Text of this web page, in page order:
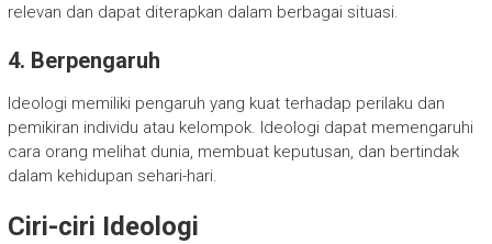
relevan dan dapat diterapkan dalam berbagai situasi.
4. Berpengaruh
Ideologi memiliki pengaruh yang kuat terhadap perilaku dan
pemikiran individu atau kelompok. Ideologi dapat memengaruhi
cara orang melihat dunia, membuat keputusan, dan bertindak
dalam kehidupan sehari-hari.
Ciri-ciri Ideologi